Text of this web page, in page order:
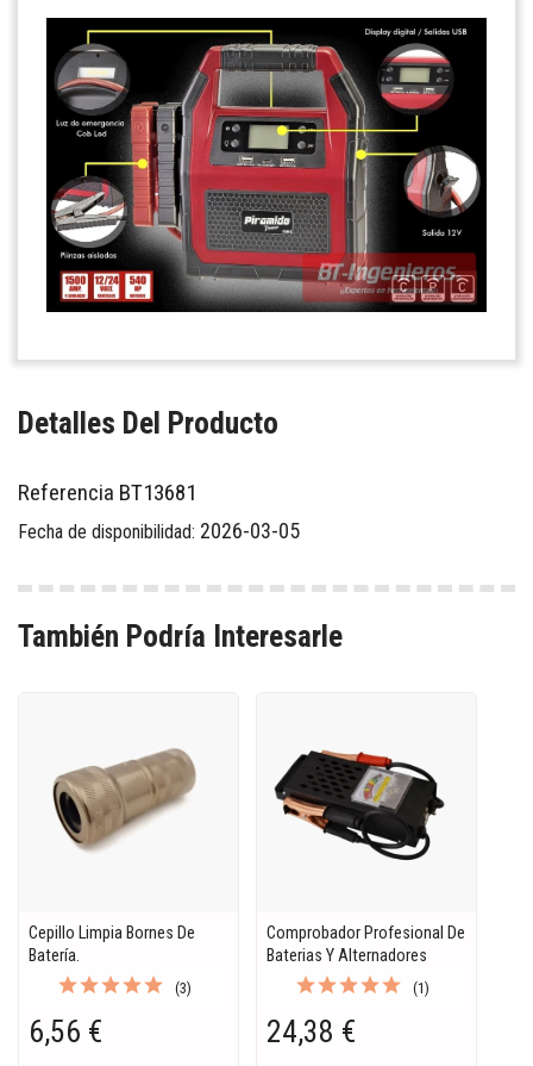
Detalles Del Producto
Referencia BT13681
Fecha de disponibilidad: 2026-03-05
También Podría Interesarle
Cepillo Limpia Bornes De
Batería.
(3)
6,56 €
Comprobador Profesional De
Baterias Y Alternadores
(1)
24,38 €